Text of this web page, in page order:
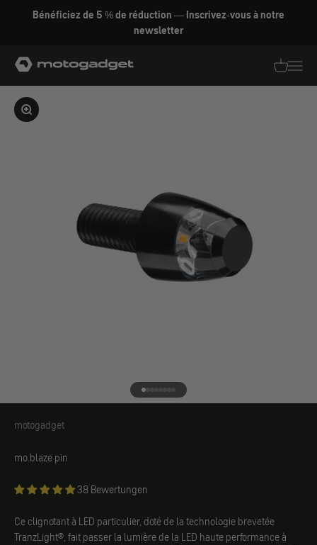
Aller au contenu
Bénéficiez de 5 % de réduction — Inscrivez-vous à notre
newsletter
motogadget GmbH
Agrandir l'image
Aller à l'élément 1
Aller à l'élément 2
Aller à l'élément 3
Aller à l'élément 4
Aller à l'élément 5
Aller à l'élément 6
Aller à l'élément 7
Aller à l'élément 8
motogadget
motogadget
mo.blaze pin
38 Bewertungen
Ce clignotant à LED particulier, doté de la technologie brevetée
TranzLight®, fait passer la lumière de la LED haute performance à